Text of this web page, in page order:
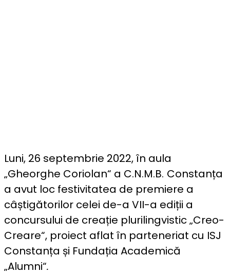
Luni, 26 septembrie 2022, în aula
„Gheorghe Coriolan“ a C.N.M.B. Constanța
a avut loc festivitatea de premiere a
câștigătorilor celei de-a VII-a ediții a
concursului de creație plurilingvistic „Creo-
Creare“, proiect aflat în parteneriat cu ISJ
Constanța și Fundația Academică
„Alumni“.